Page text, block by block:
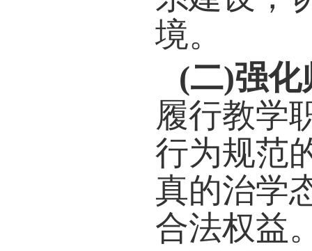
第
育摆
使命